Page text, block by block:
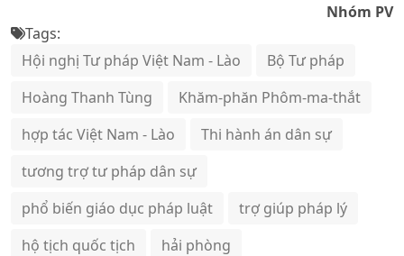
Nhóm PV
Tags:
Hội nghị Tư pháp Việt Nam - Lào
Bộ Tư pháp
Hoàng Thanh Tùng
Khăm-phăn Phôm-ma-thắt
hợp tác Việt Nam - Lào
Thi hành án dân sự
tương trợ tư pháp dân sự
phổ biến giáo dục pháp luật
trợ giúp pháp lý
hộ tịch quốc tịch
hải phòng